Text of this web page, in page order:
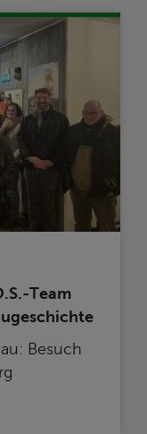
Team
Besuch